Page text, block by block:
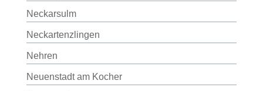
Neckarsulm
Neckartenzlingen
Nehren
Neuenstadt am Kocher